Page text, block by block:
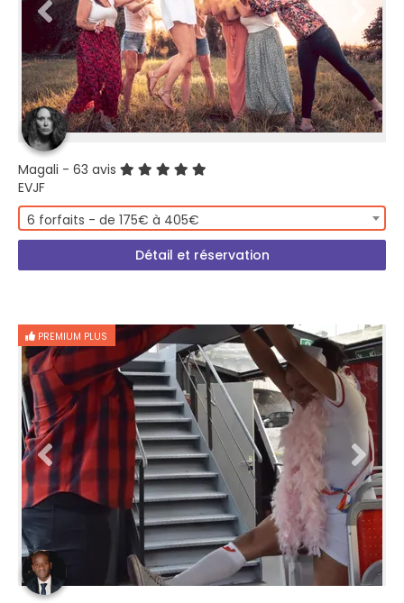
Magali - 63 avis
EVJF
6 forfaits - de 175€ à 405€
Détail et réservation
PREMIUM PLUS